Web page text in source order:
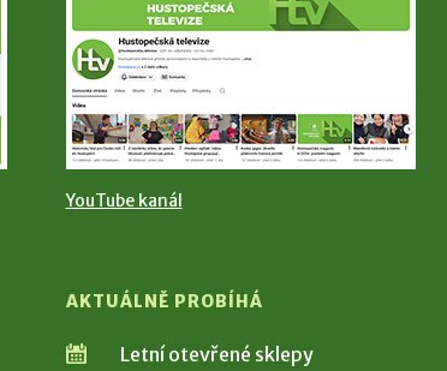
YouTube kanál
AKTUÁLNĚ PROBÍHÁ
Letní otevřené sklepy